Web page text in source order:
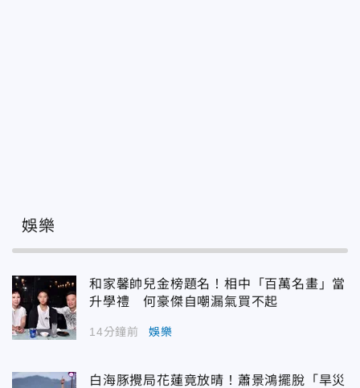
娛樂
和家馨帥兒金榜題名！相中「百萬名畫」當
升學禮 何豪傑自嘲漏氣買不起
14分鐘前 娛樂
白海豚攪局花蓮竟放晴！蕭景鴻擺脫「旱災